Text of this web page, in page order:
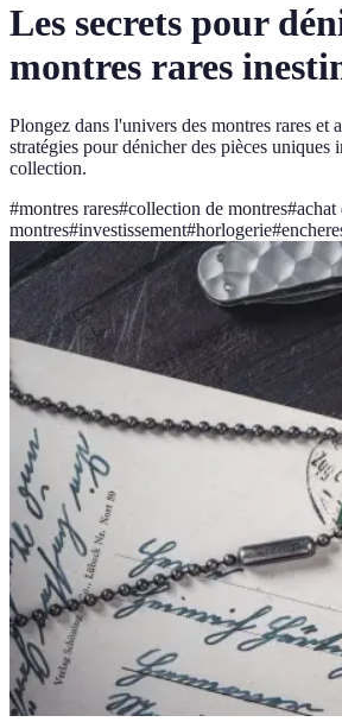
Les secrets pour
montres rares
Plongez dans l'univers des montres rares et
stratégies pour dénicher des pièces uniques
collection.
#montres rares#collection de montres#achat
montres#investissement#horlogerie#